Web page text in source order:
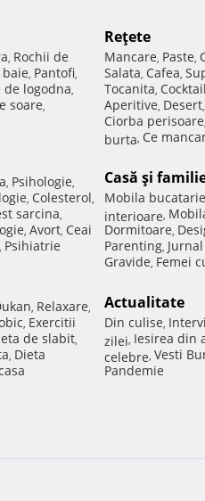
, Rochii de
, Pantofi,
de logodna,
soare,
, Psihologie,
, Colesterol,
sarcina,
, Avort, Ceai
, Psihiatrie
, Relaxare,
, Exercitii
de slabit,
, Dieta
Reţete
Mancare, Paste,
Salata, Cafea,
Tocanita, Cocktail
Aperitive, Desert,
Ciorba perisoare,
burta, Ce
Casă şi
Mobila bucatarie
interioare,
Dormitoare,
Parenting,
Gravide, Femei
Actualitate
Din culise,
zilei, Iesirea din
celebre, Vesti
Pandemie